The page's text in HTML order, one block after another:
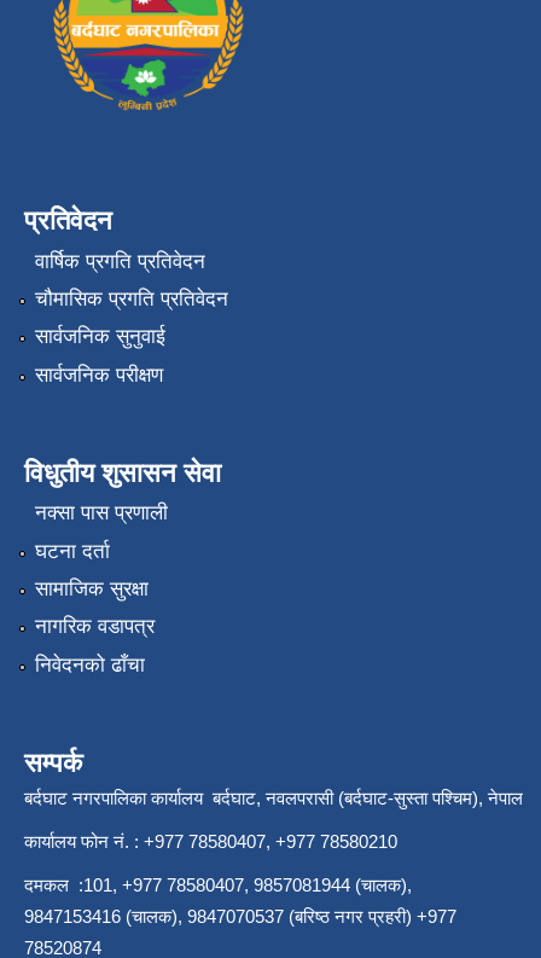
प्रतिवेदन
वार्षिक प्रगति प्रतिवेदन
चौमासिक प्रगति प्रतिवेदन
सार्वजनिक सुनुवाई
सार्वजनिक परीक्षण
विधुतीय शुसासन सेवा
नक्सा पास प्रणाली
घटना दर्ता
सामाजिक सुरक्षा
नागरिक वडापत्र
निवेदनको ढाँचा
सम्पर्क
बर्दघाट नगरपालिका कार्यालय बर्दघाट, नवलपरासी (बर्दघाट-सुस्ता पश्चिम), नेपाल
कार्यालय फोन नं. : +977 78580407, +977 78580210
दमकल :101, +977 78580407, 9857081944 (चालक),
9847153416 (चालक), 9847070537 (बरिष्ठ नगर प्रहरी) +977
78520874